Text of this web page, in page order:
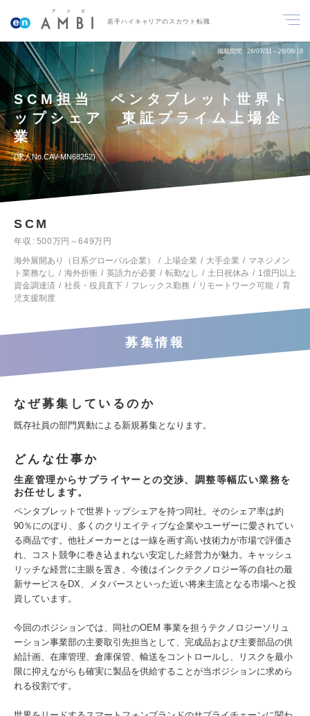
若手ハイキャリアのスカウト転職
掲載期間 26/07/31～26/08/16
SCM担当 ペンタブレット世界ト
ップシェア 東証プライム上場企
業
求人No.CAV-MN68252
SCM
年収
500万円～649万円
海外展開あり（日系グローバル企業）
上場企業 大手企業
マネジメン
ト業務なし
海外折衝 英語力が必要 転勤なし 土日祝休み
1億円以上
資金調達済
社長・役員直下 フレックス勤務 リモートワーク可能
育
児支援制度
募集情報
なぜ募集しているのか
既存社員の部門異動による新規募集となります。
どんな仕事か
生産管理からサプライヤーとの交渉、調整等幅広い業務を
お任せします。
ペンタブレットで世界トップシェアを持つ同社。そのシェア率は約
90％にのぼり、多くのクリエイティブな企業やユーザーに愛されてい
る商品です。他社メーカーとは一線を画す高い技術力が市場で評価さ
れ、コスト競争に巻き込まれない安定した経営力が魅力。キャッシュ
リッチな経営に主眼を置き、今後はインクテクノロジー等の自社の最
新サービスをDX、メタバースといった近い将来主流となる市場へと投
資しています。
今回のポジションでは、同社のOEM 事業を担うテクノロジーソリュ
ーション事業部の主要取引先担当として、完成品および主要部品の供
給計画、在庫管理、倉庫保管、輸送をコントロールし、リスクを最小
限に抑えながらも確実に製品を供給することが当ポジションに求めら
れる役割です。